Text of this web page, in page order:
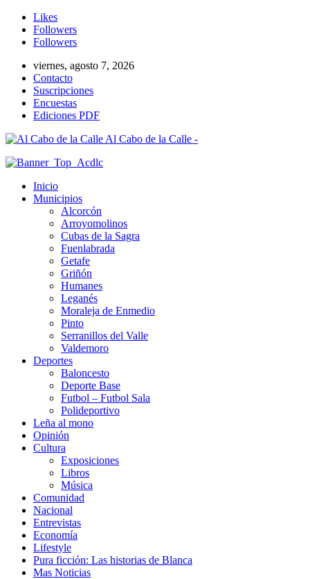
Likes
Followers
Followers
viernes, agosto 7, 2026
Contacto
Suscripciones
Encuestas
Ediciones PDF
Al Cabo de la Calle -
Inicio
Municipios
Alcorcón
Arroyomolinos
Cubas de la Sagra
Fuenlabrada
Getafe
Griñón
Humanes
Leganés
Moraleja de Enmedio
Pinto
Serranillos del Valle
Valdemoro
Deportes
Baloncesto
Deporte Base
Futbol – Futbol Sala
Polideportivo
Leña al mono
Opinión
Cultura
Exposiciones
Libros
Música
Comunidad
Nacional
Entrevistas
Economía
Lifestyle
Pura ficción: Las historias de Blanca
Mas Noticias